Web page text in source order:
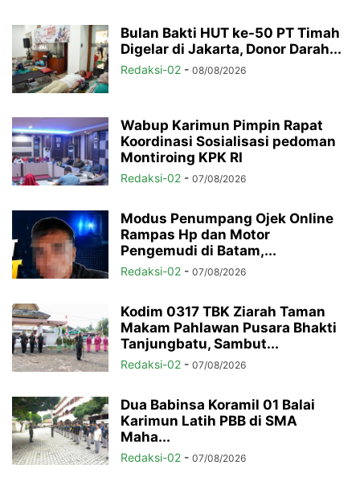
Bulan Bakti HUT ke-50 PT Timah
Digelar di Jakarta, Donor Darah...
Redaksi-02 - 08/08/2026
Wabup Karimun Pimpin Rapat
Koordinasi Sosialisasi pedoman
Montiroing KPK RI
Redaksi-02 - 07/08/2026
Modus Penumpang Ojek Online
Rampas Hp dan Motor
Pengemudi di Batam,...
Redaksi-02 - 07/08/2026
Kodim 0317 TBK Ziarah Taman
Makam Pahlawan Pusara Bhakti
Tanjungbatu, Sambut...
Redaksi-02 - 07/08/2026
Dua Babinsa Koramil 01 Balai
Karimun Latih PBB di SMA
Maha...
Redaksi-02 - 07/08/2026